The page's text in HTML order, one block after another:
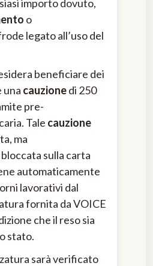
importo dovuto,
o
legato all’uso del
beneficiare dei
una cauzionedi 250
pre-
Tale cauzione
ma
sulla carta
automaticamente
lavorativi dal
fornita da VOICE
che il reso sia
stato.
sarà verificato